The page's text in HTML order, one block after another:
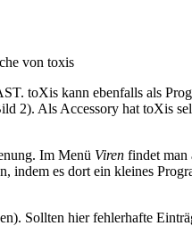
von toxis
toXis kann ebenfalls als
2). Als Accessory hat toXis
Im Menü Viren findet
es dort ein kleines
Sollten hier fehlerhafte